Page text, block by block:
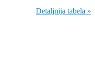
Detaljnija tabela »